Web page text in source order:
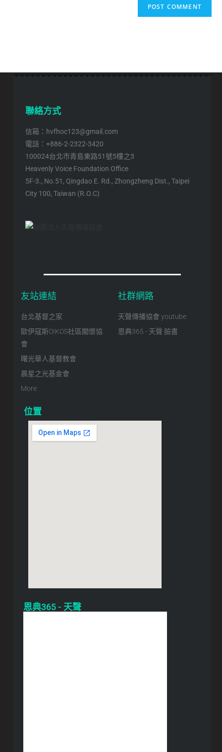
聯絡方式
信箱：hvfhoc123@gmail.com
電話：+886-2-2322-3420
100024台北市青島東路51號5樓之3
Heavenly Voice Foundation Office
5F-3., No.51, Qingdao E. Rd., Zhongzheng Dist., Taipei
City 100, Taiwan (R.O.C)
友站連結
台北基督之家
歐伊寇斯OIKOS社區關懷協
會
曙光華人基督教會
晨星之光基金會
More
社群網路
天聲傳播協會 youtube
恩典365 - 天聲 臉書
位置
恩典365 - 天聲